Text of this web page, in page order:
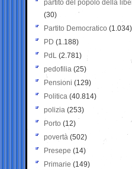
partito del popolo della
(30)
Partito Democratico (1.034)
PD (1.188)
PdL (2.781)
pedofilia (25)
Pensioni (129)
Politica (40.814)
polizia (253)
Porto (12)
povertà (502)
Presepe (14)
Primarie (149)